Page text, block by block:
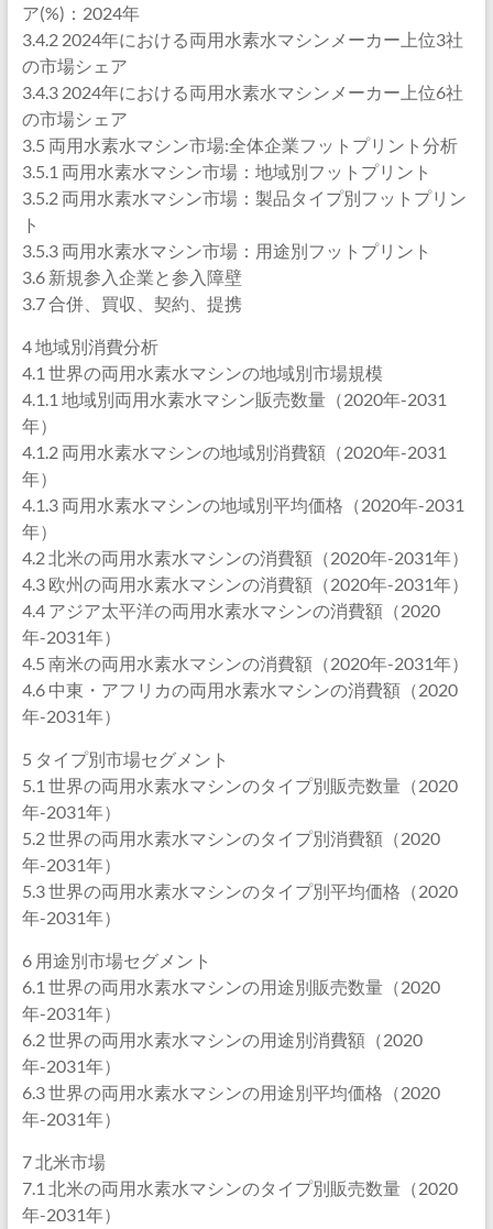
ア(%)：2024年
3.4.2 2024年における両用水素水マシンメーカー上位3社
の市場シェア
3.4.3 2024年における両用水素水マシンメーカー上位6社
の市場シェア
3.5 両用水素水マシン市場:全体企業フットプリント分析
3.5.1 両用水素水マシン市場：地域別フットプリント
3.5.2 両用水素水マシン市場：製品タイプ別フットプリン
ト
3.5.3 両用水素水マシン市場：用途別フットプリント
3.6 新規参入企業と参入障壁
3.7 合併、買収、契約、提携
4 地域別消費分析
4.1 世界の両用水素水マシンの地域別市場規模
4.1.1 地域別両用水素水マシン販売数量（2020年-2031
年）
4.1.2 両用水素水マシンの地域別消費額（2020年-2031
年）
4.1.3 両用水素水マシンの地域別平均価格（2020年-2031
年）
4.2 北米の両用水素水マシンの消費額（2020年-2031年）
4.3 欧州の両用水素水マシンの消費額（2020年-2031年）
4.4 アジア太平洋の両用水素水マシンの消費額（2020
年-2031年）
4.5 南米の両用水素水マシンの消費額（2020年-2031年）
4.6 中東・アフリカの両用水素水マシンの消費額（2020
年-2031年）
5 タイプ別市場セグメント
5.1 世界の両用水素水マシンのタイプ別販売数量（2020
年-2031年）
5.2 世界の両用水素水マシンのタイプ別消費額（2020
年-2031年）
5.3 世界の両用水素水マシンのタイプ別平均価格（2020
年-2031年）
6 用途別市場セグメント
6.1 世界の両用水素水マシンの用途別販売数量（2020
年-2031年）
6.2 世界の両用水素水マシンの用途別消費額（2020
年-2031年）
6.3 世界の両用水素水マシンの用途別平均価格（2020
年-2031年）
7 北米市場
7.1 北米の両用水素水マシンのタイプ別販売数量（2020
年-2031年）